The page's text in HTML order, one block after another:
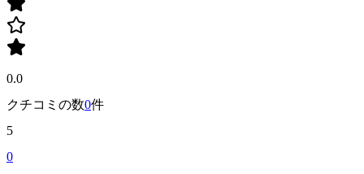
0.0
クチコミの数0件
5
0